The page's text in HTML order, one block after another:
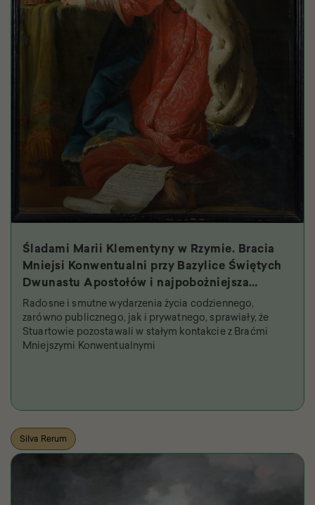
Śladami Marii Klementyny w Rzymie. Bracia
Mniejsi Konwentualni przy Bazylice Świętych
Dwunastu Apostołów i najpobożniejsza
królowa
Radosne i smutne wydarzenia życia codziennego,
zarówno publicznego, jak i prywatnego, sprawiały, że
Stuartowie pozostawali w stałym kontakcie z Braćmi
Mniejszymi Konwentualnymi
Silva Rerum